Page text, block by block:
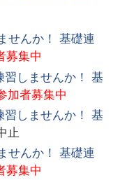
せんか！ 基礎連
募集中
習しませんか！ 基
加者募集中
習しませんか！ 基
止
せんか！ 基礎連
募集中